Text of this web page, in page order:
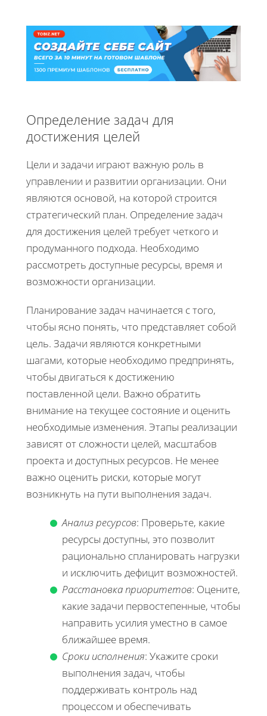
Определение задач для
достижения целей
Цели и задачи играют важную роль в
управлении и развитии организации. Они
являются основой, на которой строится
стратегический план. Определение задач
для достижения целей требует четкого и
продуманного подхода. Необходимо
рассмотреть доступные ресурсы, время и
возможности организации.
Планирование задач начинается с того,
чтобы ясно понять, что представляет собой
цель. Задачи являются конкретными
шагами, которые необходимо предпринять,
чтобы двигаться к достижению
поставленной цели. Важно обратить
внимание на текущее состояние и оценить
необходимые изменения. Этапы реализации
зависят от сложности целей, масштабов
проекта и доступных ресурсов. Не менее
важно оценить риски, которые могут
возникнуть на пути выполнения задач.
Анализ ресурсов: Проверьте, какие
ресурсы доступны, это позволит
рационально спланировать нагрузки
и исключить дефицит возможностей.
Расстановка приоритетов: Оцените,
какие задачи первостепенные, чтобы
направить усилия уместно в самое
ближайшее время.
Сроки исполнения: Укажите сроки
выполнения задач, чтобы
поддерживать контроль над
процессом и обеспечивать